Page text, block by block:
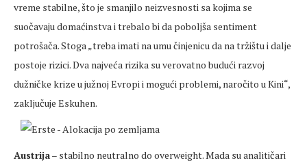
vreme stabilne, što je smanjilo neizvesnosti sa kojima se
suočavaju domaćinstva i trebalo bi da poboljša sentiment
potrošača. Stoga „treba imati na umu činjenicu da na tržištu i dalje
postoje rizici. Dva najveća rizika su verovatno budući razvoj
dužničke krize u južnoj Evropi i mogući problemi, naročito u Kini“,
zaključuje Eskuhen.
Austrija– stabilno neutralno do overweight. Mada su analitičari